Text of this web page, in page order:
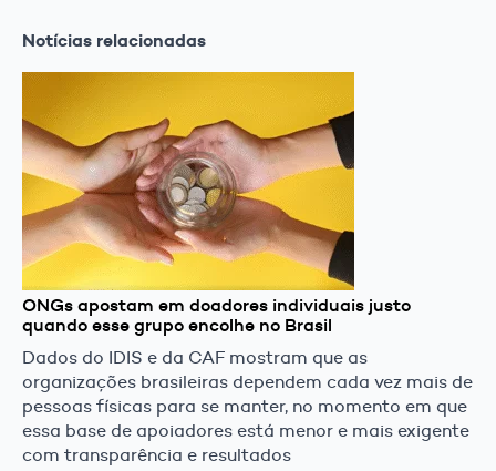
Notícias relacionadas
ONGs apostam em doadores individuais justo
quando esse grupo encolhe no Brasil
Dados do IDIS e da CAF mostram que as
organizações brasileiras dependem cada vez mais de
pessoas físicas para se manter, no momento em que
essa base de apoiadores está menor e mais exigente
com transparência e resultados